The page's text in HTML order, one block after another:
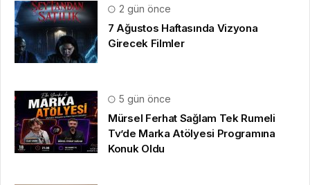
2 gün önce
7 Ağustos Haftasında Vizyona
Girecek Filmler
5 gün önce
Mürsel Ferhat Sağlam Tek Rumeli
Tv’de Marka Atölyesi Programına
Konuk Oldu